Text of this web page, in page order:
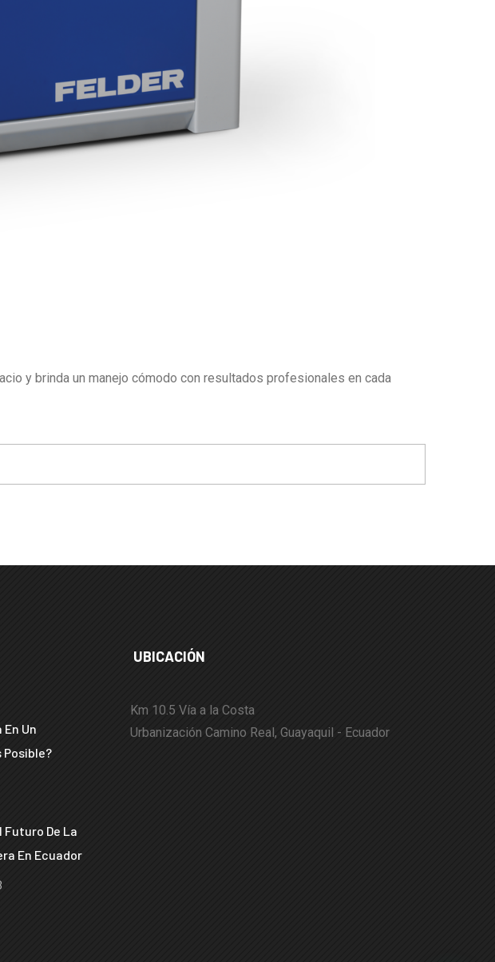
y brinda un manejo cómodo con resultados profesionales en cada
Un
Posible?
Futuro De La
En Ecuador
UBICACIÓN
Km 10.5 Vía a la Costa
Urbanización Camino Real, Guayaquil - Ecuador